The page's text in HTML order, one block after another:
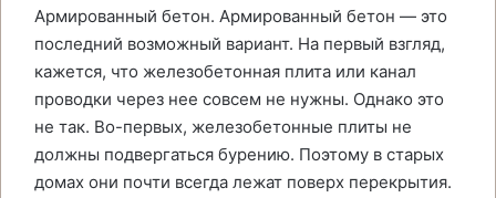
Армированный бетон. Армированный бетон — это
последний возможный вариант. На первый взгляд,
кажется, что железобетонная плита или канал
проводки через нее совсем не нужны. Однако это
не так. Во-первых, железобетонные плиты не
должны подвергаться бурению. Поэтому в старых
домах они почти всегда лежат поверх перекрытия.